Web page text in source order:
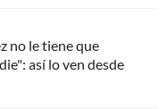
no le tiene que
así lo ven desde